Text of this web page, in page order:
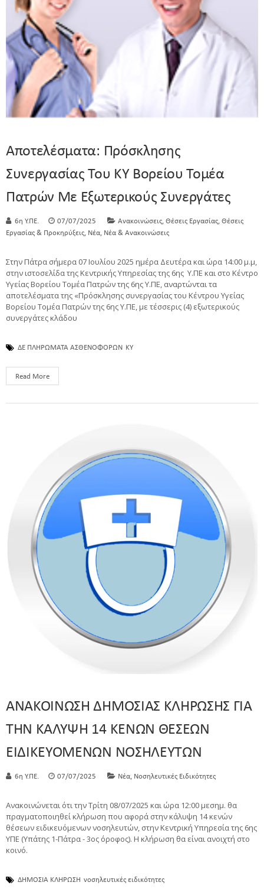
Αποτελέσματα: Πρόσκλησης
Συνεργασίας Του ΚΥ Βορείου Τομέα
Πατρών Με Εξωτερικούς Συνεργάτες
6η Υ.ΠΕ. 07/07/2025 Ανακοινώσεις, Θέσεις Εργασίας, Θέσεις
Εργασίας & Προκηρύξεις, Νέα, Νέα & Ανακοινώσεις
Στην Πάτρα σήμερα 07 Ιουλίου 2025 ημέρα Δευτέρα και ώρα 14:00 μ.μ,
στην ιστοσελίδα της Κεντρικής Υπηρεσίας της 6ης Υ.ΠΕ και στο Κέντρο
Υγείας Βορείου Τομέα Πατρών της 6ης Υ.ΠΕ, αναρτώνται τα
αποτελέσματα της «Πρόσκλησης συνεργασίας του Κέντρου Υγείας
Βορείου Τομέα Πατρών της 6ης Υ.ΠΕ, με τέσσερις (4) εξωτερικούς
συνεργάτες κλάδου
ΔΕ ΠΛΗΡΩΜΑΤΑ ΑΣΘΕΝΟΦΟΡΩΝ ΚΥ
Read More
ΑΝΑΚΟΙΝΩΣΗ ΔΗΜΟΣΙΑΣ ΚΛΗΡΩΣΗΣ ΓΙΑ
ΤΗΝ ΚΑΛΥΨΗ 14 ΚΕΝΩΝ ΘΕΣΕΩΝ
ΕΙΔΙΚΕΥΟΜΕΝΩΝ ΝΟΣΗΛΕΥΤΩΝ
6η Υ.ΠΕ. 07/07/2025 Νέα, Νοσηλευτικές Ειδικότητες
Ανακοινώνεται ότι την Τρίτη 08/07/2025 και ώρα 12:00 μεσημ. θα
πραγματοποιηθεί κλήρωση που αφορά στην κάλυψη 14 κενών
θέσεων ειδικευόμενων νοσηλευτών, στην Κεντρική Υπηρεσία της 6ης
ΥΠΕ (Υπάτης 1-Πάτρα - 3ος όροφος). Η κλήρωση θα είναι ανοιχτή στο
κοινό.
ΔΗΜΟΣΙΑ ΚΛΗΡΩΣΗ νοσηλευτικές ειδικότητες